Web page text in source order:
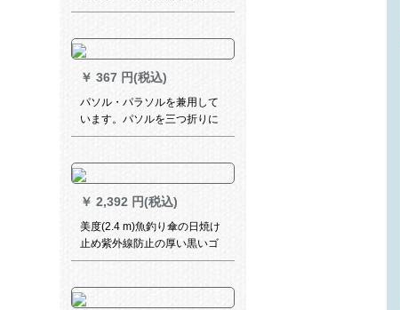
す。
￥ 367 円(税込)
パソル・パラソルを兼用して
います。パソルを三つ折りに
して、紫外線防止の日傘を広
￥ 2,392 円(税込)
美度(2.4 m)魚釣り傘の日焼け
止め紫外線防止の厚い黒いゴ
ムの屋外日傘は二重防風を強
305空色をした。